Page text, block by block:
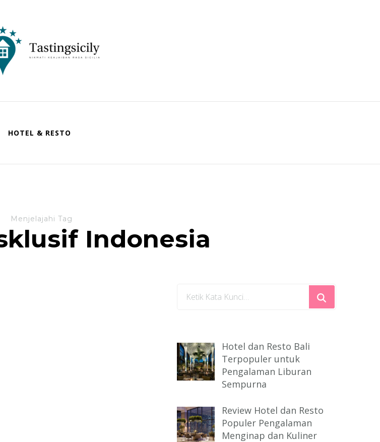
Rasa Sicilia
HOTEL & RESTO
Menjelajahi Tag
Indonesia
Mencari
Hotel dan Resto Bali
Terpopuler untuk
Pengalaman Liburan
Sempurna
Review Hotel dan Resto
Populer Pengalaman
Menginap dan Kuliner